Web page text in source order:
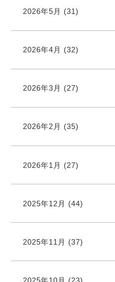
2026年5月 (31)
2026年4月 (32)
2026年3月 (27)
2026年2月 (35)
2026年1月 (27)
2025年12月 (44)
2025年11月 (37)
2025年10月 (23)